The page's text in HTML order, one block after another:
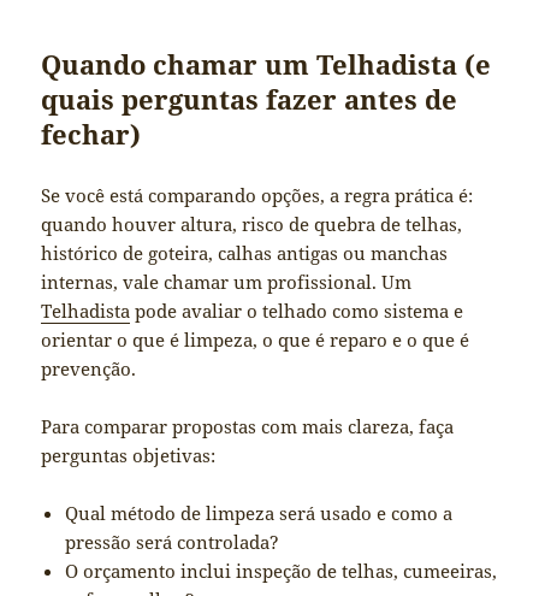
Quando chamar um Telhadista (e
quais perguntas fazer antes de
fechar)
Se você está comparando opções, a regra prática é:
quando houver altura, risco de quebra de telhas,
histórico de goteira, calhas antigas ou manchas
internas, vale chamar um profissional. Um
Telhadista pode avaliar o telhado como sistema e
orientar o que é limpeza, o que é reparo e o que é
prevenção.
Para comparar propostas com mais clareza, faça
perguntas objetivas:
Qual método de limpeza será usado e como a
pressão será controlada?
O orçamento inclui inspeção de telhas, cumeeiras,